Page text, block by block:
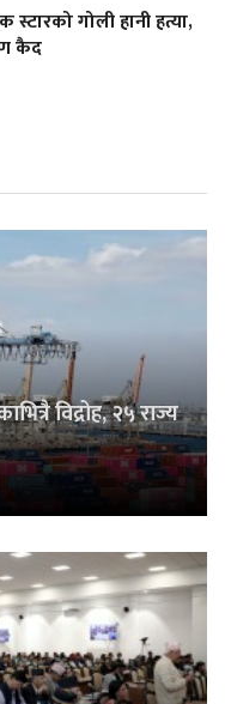
गोली हानी हत्या,
कैद
विद्रोह, २५ राज्य